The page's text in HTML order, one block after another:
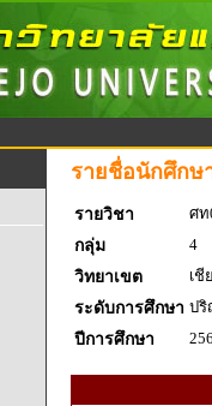
รายชื่อนักศึกษ
รายวิชา
ศท
กลุ่ม
4
วิทยาเขต
เชี
ระดับการศึกษา ปริ
ปีการศึกษา